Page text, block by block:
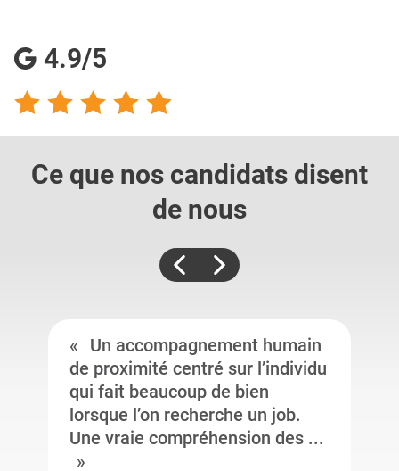
4.9/5
Ce que nos candidats disent
de nous
Un accompagnement humain
de proximité centré sur l’individu
qui fait beaucoup de bien
lorsque l’on recherche un job.
Une vraie compréhension des ...